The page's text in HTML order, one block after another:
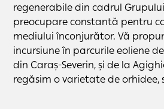
regenerabile din cadrul
preocupare constantă pentru
mediului înconjurător. Vă
incursiune în parcurile eoliene
din Caraș-Severin, și de la
regăsim o varietate de orhidee,